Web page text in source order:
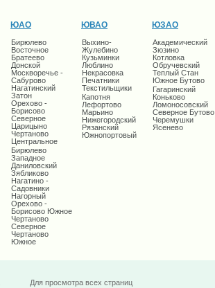
ЮАО
Бирюлево
Восточное
Братеево
Донской
Москворечье -
Сабурово
Нагатинский
Затон
Орехово -
Борисово
Северное
Царицыно
Чертаново
Центральное
Бирюлево
Западное
Даниловский
Зябликово
Нагатино -
Садовники
Нагорный
Орехово -
Борисово Южное
Чертаново
Северное
Чертаново
Южное
ЮВАО
Выхино-
Жулебино
Кузьминки
Люблино
Некрасовка
Печатники
Текстильщики
Капотня
Лефортово
Марьино
Нижегородский
Рязанский
Южнопортовый
ЮЗАО
Академический
Зюзино
Котловка
Обручевский
Теплый Стан
Южное Бутово
Гагаринский
Коньково
Ломоносовский
Северное Бутово
Черемушки
Ясенево
Для просмотра всех страниц